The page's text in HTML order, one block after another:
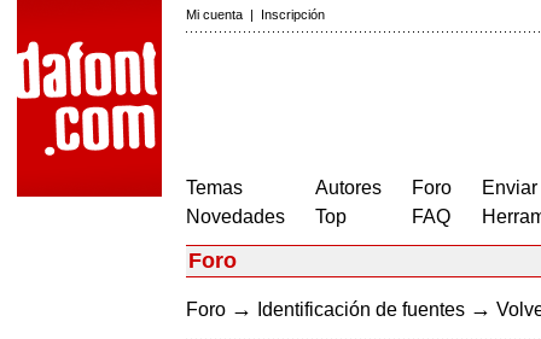
Mi cuenta | Inscripción
Temas
Novedades
Autores
Top
Foro
FAQ
Foro
Foro → Identificación de fuentes →